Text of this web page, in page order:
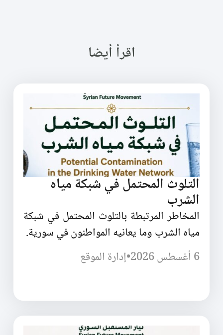
اقرأ أيضا
التلوث المحتمل في شبكة مياه
الشرب
المخاطر المرتبطة بالتلوث المحتمل في شبكة
مياه الشرب وما يعانيه المواطنون في سورية.
6 أغسطس 2026
•إدارة الموقع